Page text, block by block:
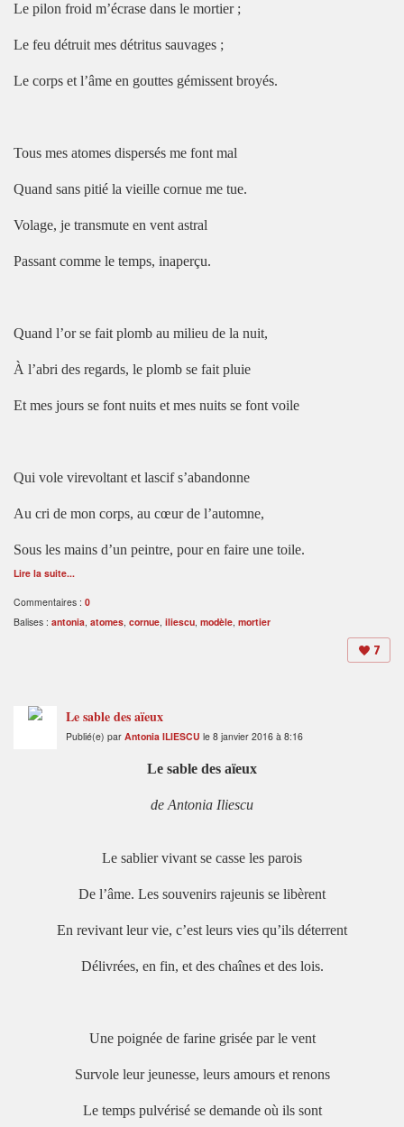
Le pilon froid m’écrase dans le mortier ;
Le feu détruit mes détritus sauvages ;
Le corps et l’âme en gouttes gémissent broyés.
Tous mes atomes dispersés me font mal
Quand sans pitié la vieille cornue me tue.
Volage, je transmute en vent astral
Passant comme le temps, inaperçu.
Quand l’or se fait plomb au milieu de la nuit,
À l’abri des regards, le plomb se fait pluie
Et mes jours se font nuits et mes nuits se font voile
Qui vole virevoltant et lascif s’abandonne
Au cri de mon corps, au cœur de l’automne,
Sous les mains d’un peintre, pour en faire une toile.
Lire la suite...
Commentaires : 0
Balises : antonia, atomes, cornue, iliescu, modèle, mortier
7
Le sable des aïeux
Publié(e) par Antonia ILIESCU le 8 janvier 2016 à 8:16
Le sable des aïeux
de Antonia Iliescu
Le sablier vivant se casse les parois
De l’âme. Les souvenirs rajeunis se libèrent
En revivant leur vie, c’est leurs vies qu’ils déterrent
Délivrées, en fin, et des chaînes et des lois.
Une poignée de farine grisée par le vent
Survole leur jeunesse, leurs amours et renons
Le temps pulvérisé se demande où ils sont